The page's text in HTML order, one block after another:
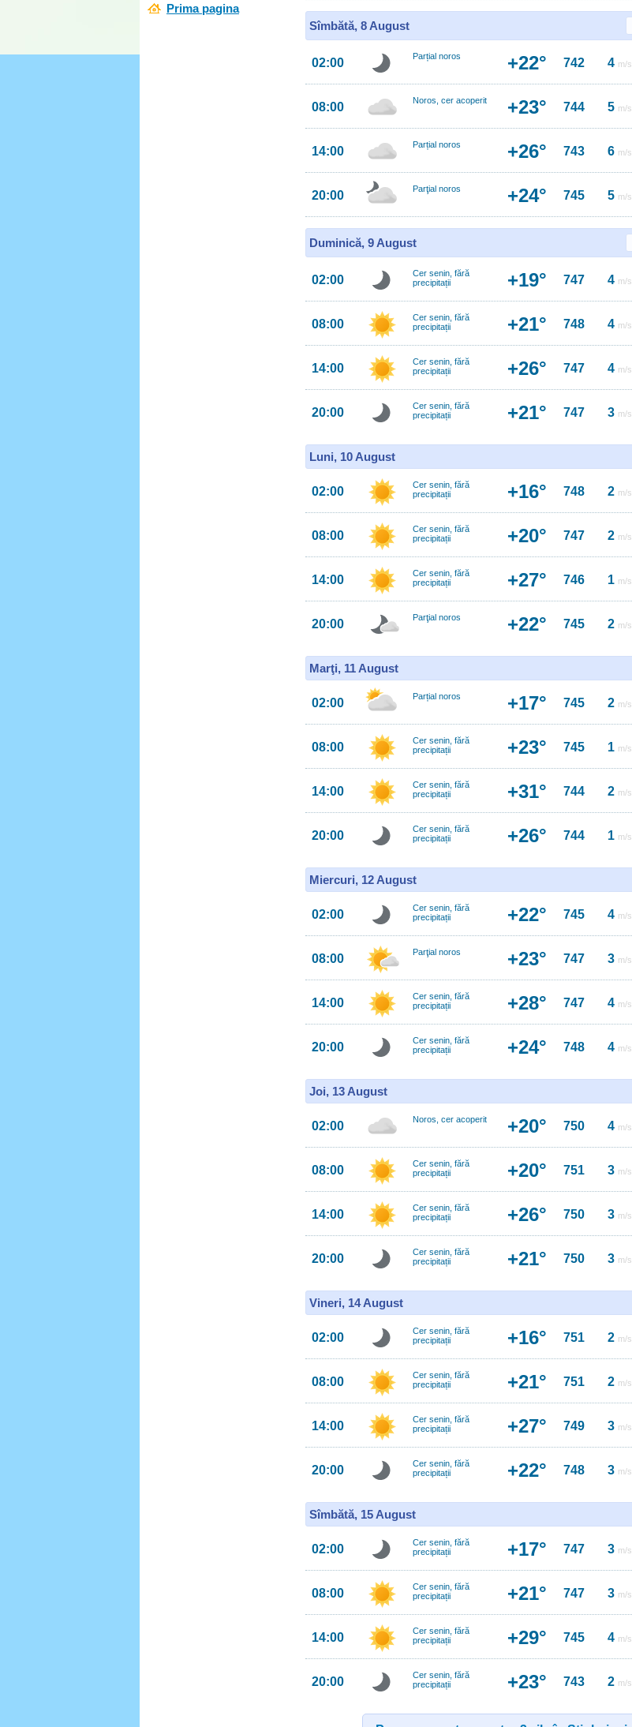
Prima pagina
Sîmbătă, 8 August
02:00 Parțial noros +22° 742 4 m/s
08:00 Noros, cer acoperit +23° 744 5 m/s
14:00 Parțial noros +26° 743 6 m/s
20:00 Parţial noros +24° 745 5 m/s
Duminică, 9 August
02:00
Cer senin, fără
precipitații
+19° 747 4 m/s
08:00
Cer senin, fără
precipitații
+21° 748 4 m/s
14:00
Cer senin, fără
precipitații
+26° 747 4 m/s
20:00
Cer senin, fără
precipitații
+21° 747 3 m/s
Luni, 10 August
02:00
Cer senin, fără
precipitații
+16° 748 2 m/s
08:00
Cer senin, fără
precipitații
+20° 747 2 m/s
14:00
Cer senin, fără
precipitații
+27° 746 1 m/s
20:00 Parţial noros +22° 745 2 m/s
Marţi, 11 August
02:00 Parțial noros +17° 745 2 m/s
08:00
Cer senin, fără
precipitații
+23° 745 1 m/s
14:00
Cer senin, fără
precipitații
+31° 744 2 m/s
20:00
Cer senin, fără
precipitații
+26° 744 1 m/s
Miercuri, 12 August
02:00
Cer senin, fără
precipitații
+22° 745 4 m/s
08:00 Parţial noros +23° 747 3 m/s
14:00
Cer senin, fără
precipitații
+28° 747 4 m/s
20:00
Cer senin, fără
precipitații
+24° 748 4 m/s
Joi, 13 August
02:00 Noros, cer acoperit +20° 750 4 m/s
08:00
Cer senin, fără
precipitații
+20° 751 3 m/s
14:00
Cer senin, fără
precipitații
+26° 750 3 m/s
20:00
Cer senin, fără
precipitații
+21° 750 3 m/s
Vineri, 14 August
02:00
Cer senin, fără
precipitații
+16° 751 2 m/s
08:00
Cer senin, fără
precipitații
+21° 751 2 m/s
14:00
Cer senin, fără
precipitații
+27° 749 3 m/s
20:00
Cer senin, fără
precipitații
+22° 748 3 m/s
Sîmbătă, 15 August
02:00
Cer senin, fără
precipitații
+17° 747 3 m/s
08:00
Cer senin, fără
precipitații
+21° 747 3 m/s
14:00
Cer senin, fără
precipitații
+29° 745 4 m/s
20:00
Cer senin, fără
precipitații
+23° 743 2 m/s